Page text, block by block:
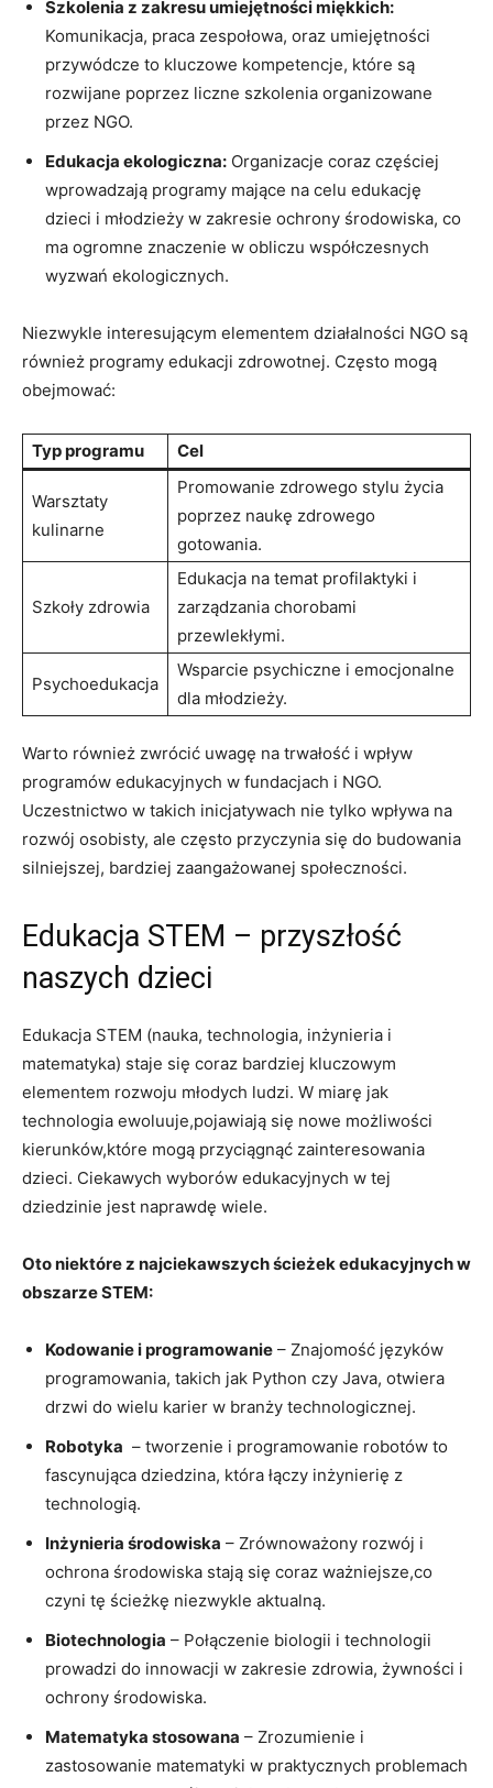
Szkolenia z zakresu umiejętności miękkich:
Komunikacja, ‌praca zespołowa, oraz umiejętności
przywódcze to ⁣kluczowe kompetencje, które są
rozwijane poprzez liczne szkolenia organizowane
przez NGO.
Edukacja ⁣ekologiczna: Organizacje ⁤coraz‍ częściej
wprowadzają programy mające na celu ‌edukację ​
dzieci i młodzieży ​w zakresie ochrony środowiska, co
⁤ma ⁤ogromne ⁣znaczenie w obliczu ⁢współczesnych
wyzwań ekologicznych.
Niezwykle interesującym elementem działalności NGO są
również⁤ programy edukacji ‌zdrowotnej.‍ Często ‌mogą‍
obejmować:
Typ programu Cel
Warsztaty
⁤kulinarne
Promowanie ‍zdrowego stylu ⁣życia
poprzez⁤ naukę zdrowego
gotowania.
Szkoły zdrowia
Edukacja na temat profilaktyki i
zarządzania chorobami
przewlekłymi.
Psychoedukacja
Wsparcie psychiczne i emocjonalne
dla młodzieży.
Warto również zwrócić ​uwagę na trwałość ​i ⁤wpływ
programów edukacyjnych‌ w⁣ fundacjach i‌ NGO.
Uczestnictwo⁢ w ‌takich‌ inicjatywach nie ⁢tylko wpływa na
rozwój osobisty, ale często⁢ przyczynia się do ‌budowania
silniejszej, bardziej zaangażowanej społeczności.
Edukacja ‌STEM – przyszłość
naszych dzieci
Edukacja STEM (nauka, technologia, ‍inżynieria i
‍matematyka) staje ​się coraz bardziej kluczowym
elementem rozwoju ⁢młodych ludzi. W miarę ‍jak‍
technologia ewoluuje,pojawiają się nowe możliwości
kierunków,które mogą przyciągnąć​ zainteresowania​
dzieci. Ciekawych wyborów edukacyjnych⁤ w tej
⁢dziedzinie jest naprawdę wiele.
Oto niektóre z najciekawszych ścieżek edukacyjnych ⁣w
⁢obszarze STEM:
Kodowanie i programowanie – Znajomość języków
⁤programowania, takich jak Python czy Java, otwiera
drzwi do wielu karier ‌w branży technologicznej.
Robotyka ⁢ – ‍tworzenie‍ i programowanie ‍robotów to
fascynująca dziedzina,⁢ która ​łączy inżynierię z‌
technologią.
Inżynieria‍ środowiska – Zrównoważony rozwój‌ i
⁤ochrona‍ środowiska stają się coraz ważniejsze,co
czyni tę ścieżkę niezwykle aktualną.
Biotechnologia – Połączenie biologii ‌i technologii⁤
prowadzi do ⁤innowacji w ​zakresie zdrowia, żywności i‌
ochrony środowiska.
Matematyka stosowana – Zrozumienie i
zastosowanie matematyki‍ w praktycznych problemach⁢